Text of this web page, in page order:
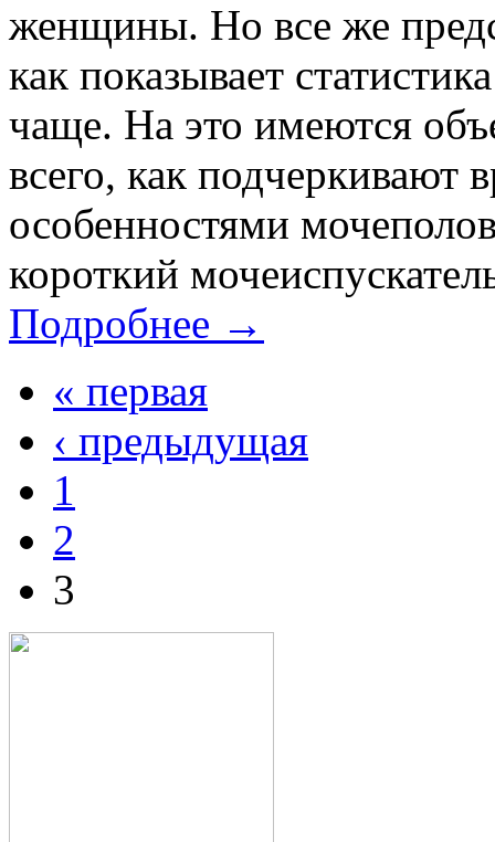
женщины. Но все же
как показывает
чаще. На это имеются
всего, как подчеркивают
особенностями
короткий
Подробнее →
« первая
‹ предыдущая
1
2
3